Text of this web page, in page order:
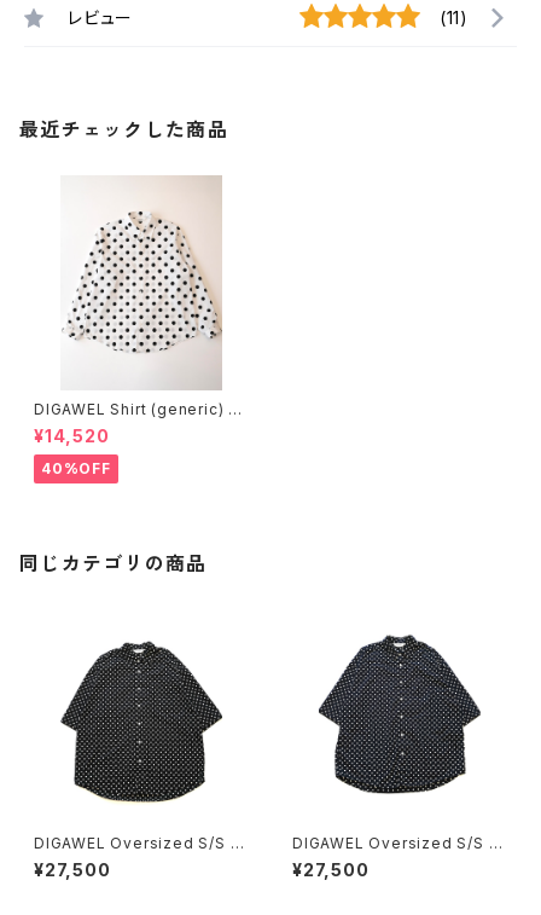
レビュー (11)
最近チェックした商品
DIGAWEL Shirt (generic) ①
dot
¥14,520
40%OFF
同じカテゴリの商品
DIGAWEL Oversized S/S s
hirt (dot) Black
¥27,500
DIGAWEL Oversized S/S s
hirt (dot) Navy
¥27,500